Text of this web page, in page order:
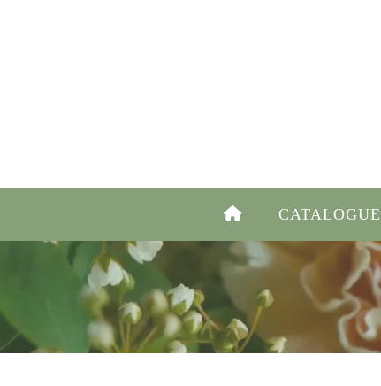
CATALOGUE